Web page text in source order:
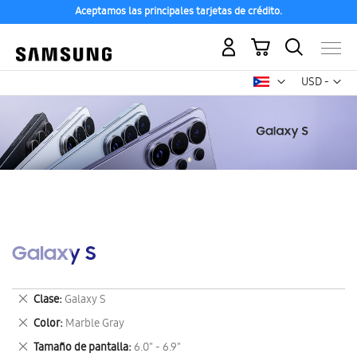
Aceptamos las principales tarjetas de crédito.
USD -
dólar
Mi carrito
Galaxy S
Clase Galaxy S
Eliminar
este
artículo
Color Marble Gray
Eliminar
este
Tamaño de pantalla 6.0" - 6.9"
Eliminar